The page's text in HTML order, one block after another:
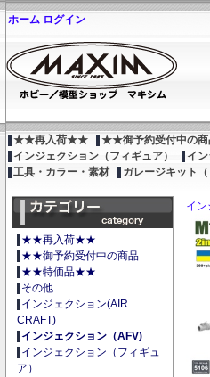
ホーム ログイン
★★再入荷★★ ★★御予約受付中の商
インジェクション（フィギュア）
イ
工具・カラー・素材
ガレージキット（
★★再入荷★★
★★御予約受付中の商品
★★特価品★★
その他
インジェクション(AIR
CRAFT)
インジェクション（AFV)
インジェクション（フィギュ
ア）
イ